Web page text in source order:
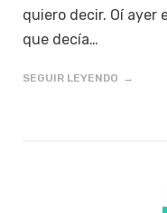
quiero decir. Oí ayer
que decía…
SEGUIR LEYENDO